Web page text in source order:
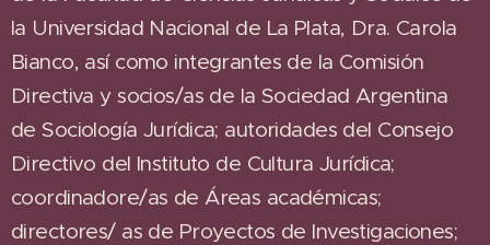
la Universidad Nacional de La Plata, Dra. Carola
Bianco, así como integrantes de la Comisión
Directiva y socios/as de la Sociedad Argentina
de Sociología Jurídica; autoridades del Consejo
Directivo del Instituto de Cultura Jurídica;
coordinadore/as de Áreas académicas;
directores/ as de Proyectos de Investigaciones;